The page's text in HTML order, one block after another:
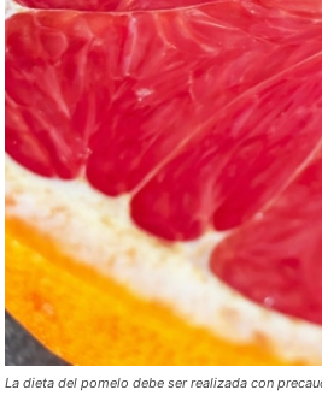
La dieta del pomelo debe ser realizada con